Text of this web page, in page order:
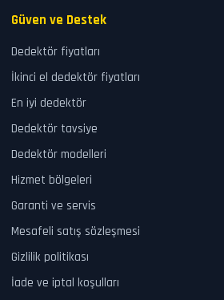
Güven ve Destek
Dedektör fiyatları
İkinci el dedektör fiyatları
En iyi dedektör
Dedektör tavsiye
Dedektör modelleri
Hizmet bölgeleri
Garanti ve servis
Mesafeli satış sözleşmesi
Gizlilik politikası
İade ve iptal koşulları